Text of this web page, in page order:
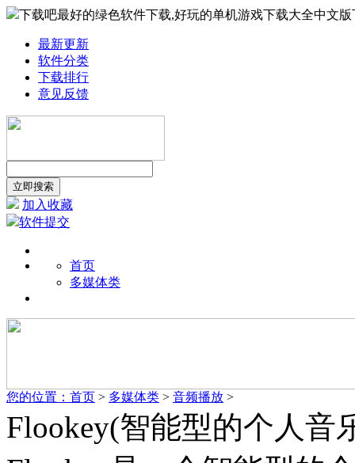
下载吧最好的绿色软件下载,好玩的单机游戏下载大全中文版
最新更新
软件分类
下载排行
意见反馈
加入收藏
软件提交
首页
多媒体类
您的位置： 首页 > 多媒体类 > 音频播放 >
Flookey(智能型的个人音